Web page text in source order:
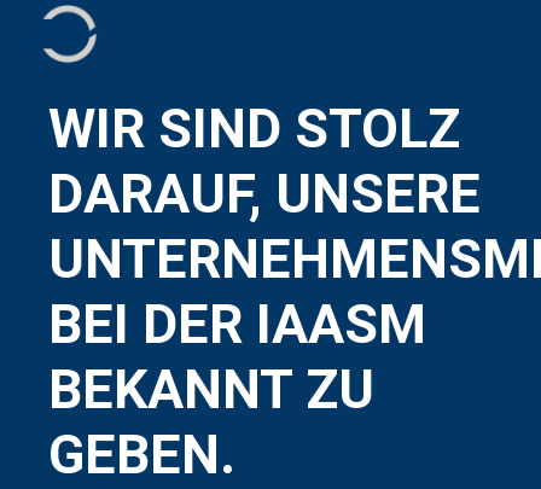
WIR SIND STOLZ
DARAUF, UNSERE
BEI DER IAASM
BEKANNT ZU
GEBEN.